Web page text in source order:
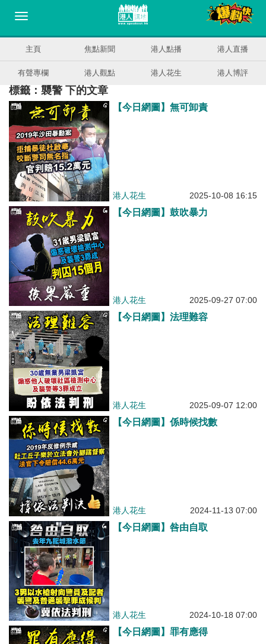
主頁 焦點新聞 港人點播 港人直播
有聲專欄 港人觀點 港人花生 港人博評
標籤：襲警 下的文章
【今日網圖】無可卸責
港人花生 2025-10-08 16:15
【今日網圖】鼓吹暴力
港人花生 2025-09-27 07:00
【今日網圖】法理難容
港人花生 2025-09-07 12:00
【今日網圖】係時候找數
港人花生 2024-11-13 07:00
【今日網圖】咎由自取
港人花生 2024-10-18 07:00
【今日網圖】罪有應得